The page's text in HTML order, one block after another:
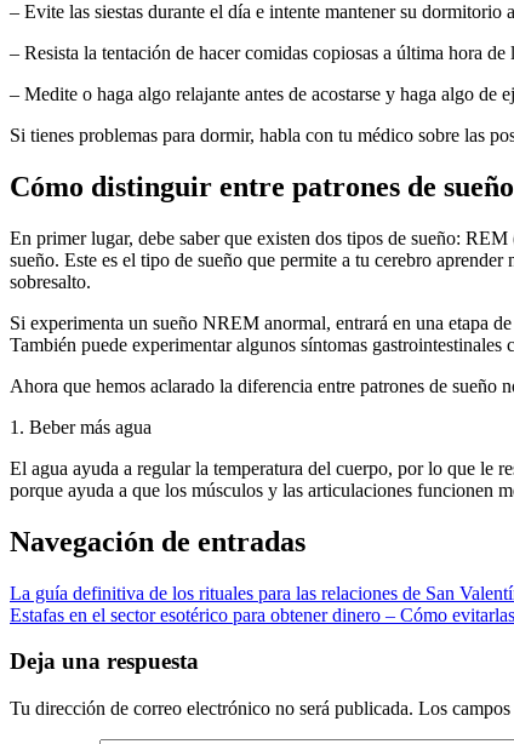
– Evite las siestas durante el día e intente mantener su dormitorio
– Resista la tentación de hacer comidas copiosas a última hora
– Medite o haga algo relajante antes de acostarse y haga algo de
Si tienes problemas para dormir, habla con tu médico sobre las
Cómo distinguir entre patrones de
En primer lugar, debe saber que existen dos tipos de sueño:
sueño. Este es el tipo de sueño que permite a tu cerebro
sobresalto.
Si experimenta un sueño NREM anormal, entrará en una etapa
También puede experimentar algunos síntomas
Ahora que hemos aclarado la diferencia entre patrones de sueño
1. Beber más agua
El agua ayuda a regular la temperatura del cuerpo, por lo que le
porque ayuda a que los músculos y las articulaciones funcionen
Navegación de entradas
La guía definitiva de los rituales para las relaciones de San
Estafas en el sector esotérico para obtener dinero – Cómo
Deja una respuesta
Tu dirección de correo electrónico no será publicada. Los